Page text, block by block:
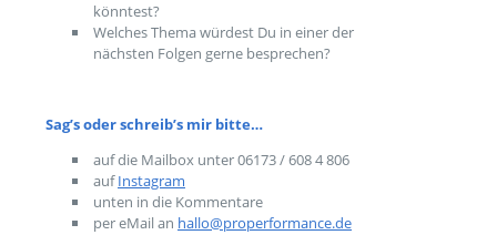
könntest?
Welches Thema würdest Du in einer der
nächsten Folgen gerne besprechen?
Sag’s oder schreib’s mir bitte…
auf die Mailbox unter 06173 / 608 4 806
aufInstagram
unten in die Kommentare
per eMail an hallo@properformance.de